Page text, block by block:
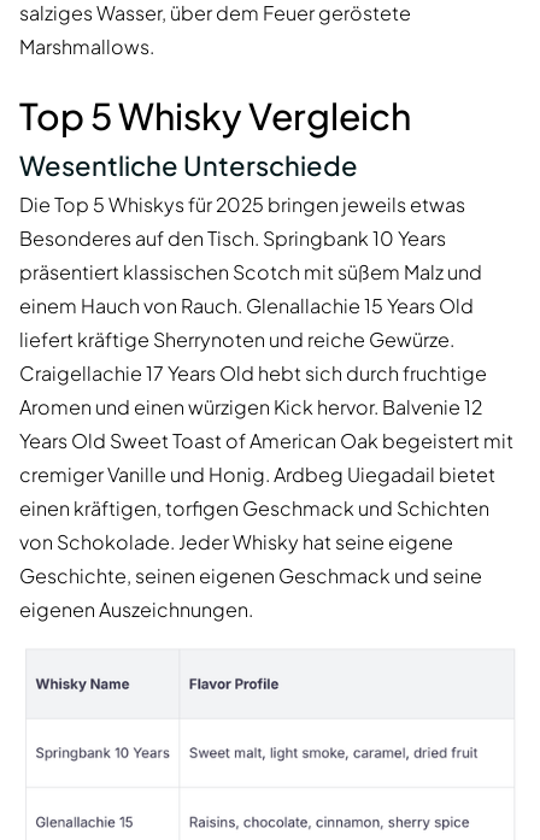
salziges Wasser, über dem Feuer geröstete
Marshmallows.
Top 5 Whisky Vergleich
Wesentliche Unterschiede
Die Top 5 Whiskys für 2025 bringen jeweils etwas
Besonderes auf den Tisch. Springbank 10 Years
präsentiert klassischen Scotch mit süßem Malz und
einem Hauch von Rauch. Glenallachie 15 Years Old
liefert kräftige Sherrynoten und reiche Gewürze.
Craigellachie 17 Years Old hebt sich durch fruchtige
Aromen und einen würzigen Kick hervor. Balvenie 12
Years Old Sweet Toast of American Oak begeistert mit
cremiger Vanille und Honig. Ardbeg Uiegadail bietet
einen kräftigen, torfigen Geschmack und Schichten
von Schokolade. Jeder Whisky hat seine eigene
Geschichte, seinen eigenen Geschmack und seine
eigenen Auszeichnungen.